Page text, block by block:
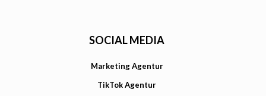
SOCIAL MEDIA
Marketing Agentur
TikTok Agentur